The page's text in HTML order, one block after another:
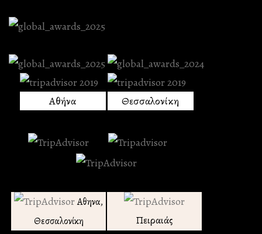
Αθήνα Θεσσαλονίκη
Αθηνα,
Θεσσαλονίκη
Πειραιάς